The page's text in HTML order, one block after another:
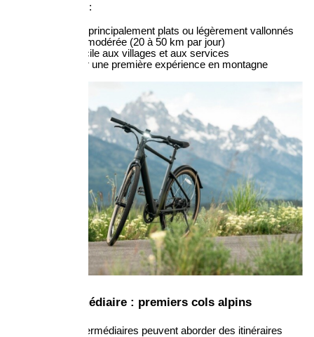
Caractéristiques :
parcours principalement plats ou légèrement vallonnés
distance modérée (20 à 50 km par jour)
accès facile aux villages et aux services
idéal pour une première expérience en montagne
Niveau intermédiaire : premiers cols alpins
Les cyclistes intermédiaires peuvent aborder des itinéraires